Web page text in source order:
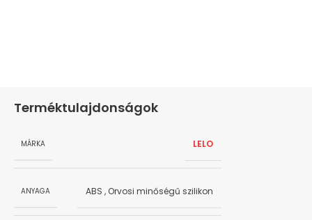
Terméktulajdonságok
MÁRKA LELO
ANYAGA ABS , Orvosi minőségű szilikon